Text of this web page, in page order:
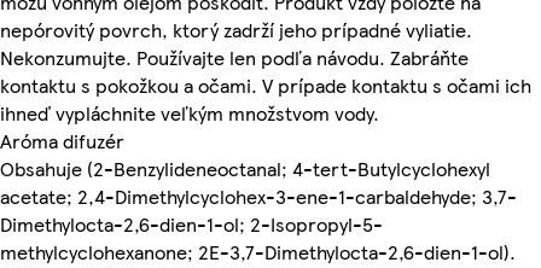
nepórovitý povrch, ktorý zadrží jeho prípadné vyliatie.
Nekonzumujte. Používajte len podľa návodu. Zabráňte
kontaktu s pokožkou a očami. V prípade kontaktu s očami ich
ihneď vypláchnite veľkým množstvom vody.
Aróma difuzér
Obsahuje (2-Benzylideneoctanal; 4-tert-Butylcyclohexyl
acetate; 2,4-Dimethylcyclohex-3-ene-1-carbaldehyde; 3,7-
Dimethylocta-2,6-dien-1-ol; 2-Isopropyl-5-
methylcyclohexanone; 2E-3,7-Dimethylocta-2,6-dien-1-ol).